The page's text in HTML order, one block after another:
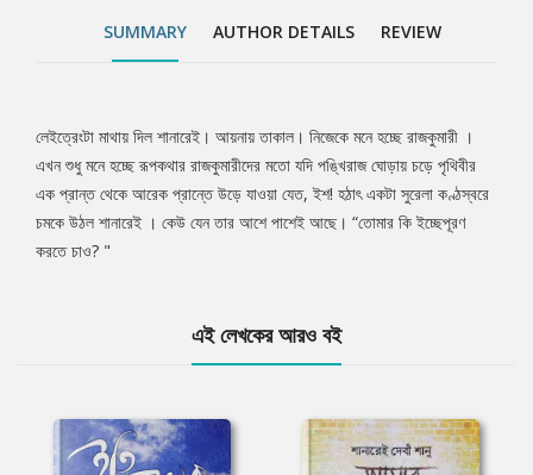
SUMMARY AUTHOR DETAILS REVIEW
Tab
Article
লেইত্রেংটা মাথায় দিল শানারেই। আয়নায় তাকাল। নিজেকে মনে হচ্ছে রাজকুমারী ।
এখন শুধু মনে হচ্ছে রূপকথার রাজকুমারীদের মতো যদি পঙ্খিরাজ ঘোড়ায় চড়ে পৃথিবীর
এক প্রান্ত থেকে আরেক প্রান্তে উড়ে যাওয়া যেত, ইশ! হঠাৎ একটা সুরেলা কণ্ঠস্বরে
চমকে উঠল শানারেই । কেউ যেন তার আশে পাশেই আছে। “তোমার কি ইচ্ছেপূরণ
করতে চাও? "
এই লেখকের আরও বই